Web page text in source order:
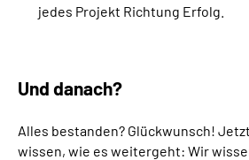
jedes Projekt Richtung Erfolg.
Und danach?
Alles bestanden? Glückwunsch!
wissen, wie es weitergeht: Wir